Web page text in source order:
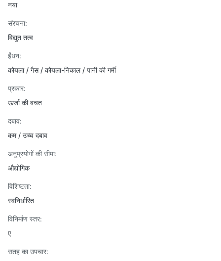
नया
संरचना:
विद्युत तत्व
ईंधन:
कोयला / गैस / कोयला-निकाल / पानी की गर्मी
प्रकार:
ऊर्जा की बचत
दबाव:
कम / उच्च दबाव
अनुप्रयोगों की सीमा:
औद्योगिक
विशिष्टता:
स्वनिर्धारित
विनिर्माण स्तर:
ए
सतह का उपचार: